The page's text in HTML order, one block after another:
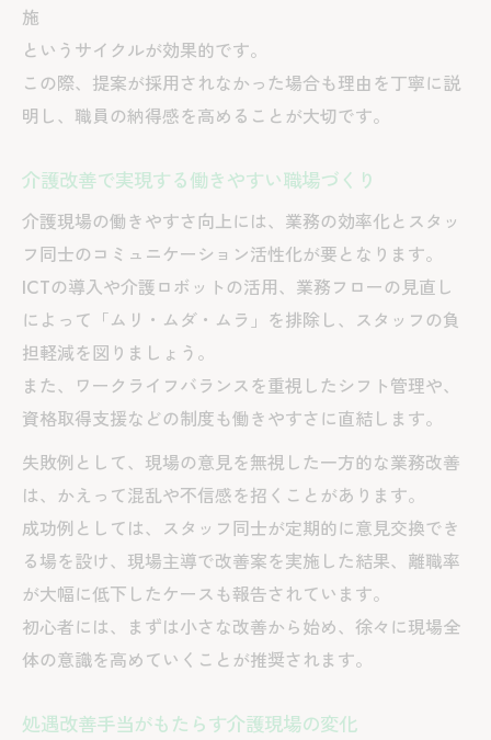
施
というサイクルが効果的です。
この際、提案が採用されなかった場合も理由を丁寧に説
明し、職員の納得感を高めることが大切です。
介護改善で実現する働きやすい職場づくり
介護現場の働きやすさ向上には、業務の効率化とスタッ
フ同士のコミュニケーション活性化が要となります。
ICTの導入や介護ロボットの活用、業務フローの見直し
によって「ムリ・ムダ・ムラ」を排除し、スタッフの負
担軽減を図りましょう。
また、ワークライフバランスを重視したシフト管理や、
資格取得支援などの制度も働きやすさに直結します。
失敗例として、現場の意見を無視した一方的な業務改善
は、かえって混乱や不信感を招くことがあります。
成功例としては、スタッフ同士が定期的に意見交換でき
る場を設け、現場主導で改善案を実施した結果、離職率
が大幅に低下したケースも報告されています。
初心者には、まずは小さな改善から始め、徐々に現場全
体の意識を高めていくことが推奨されます。
処遇改善手当がもたらす介護現場の変化